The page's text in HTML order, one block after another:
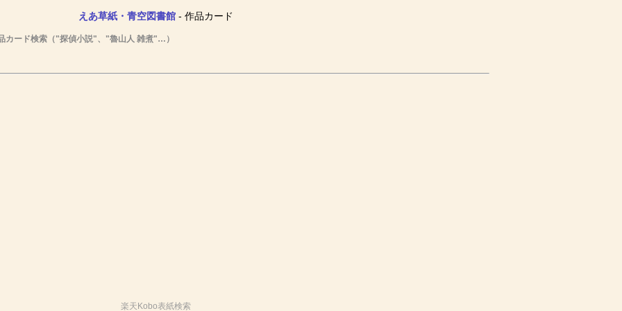
えあ草紙・青空図書館- 作品カード
カード検索（"探偵小説"、"魯山人 雑煮"…）
楽天Kobo表紙検索